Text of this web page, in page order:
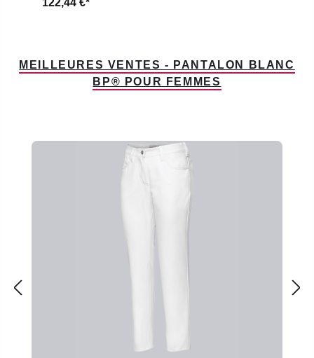
122,44 €*
MEILLEURES VENTES - PANTALON BLANC
BP® POUR FEMMES